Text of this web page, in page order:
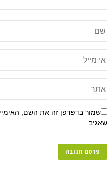
שמור בדפדפן זה את השם,
שאגיב.